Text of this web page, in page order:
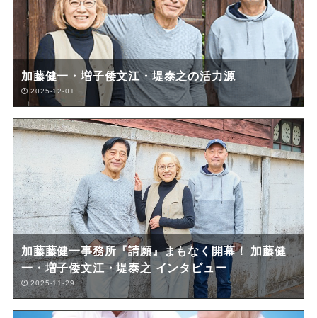
加藤健一・増子倭文江・堤泰之の活力源
2025-12-01
加藤藤健一事務所『請願』まもなく開幕！ 加藤健
一・増子倭文江・堤泰之 インタビュー
2025-11-29